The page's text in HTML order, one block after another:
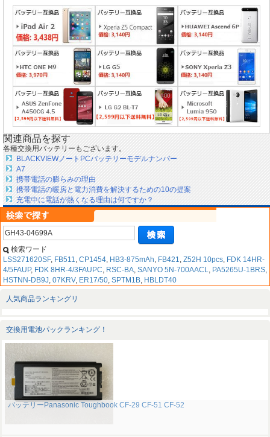
関連商品を探す
各種交換用バッテリーもございます。
BLACKVIEWノートPCバッテリーモデルナンバー
A7
携帯電話の膨らみの理由
携帯電話の暖房と電力消費を解決するための10の提案
充電中に電話が熱くなる理由は何ですか？
検索ワード
LSS271620SF, FB511, CP1454, HB3-875mAh, FB421, Z52H 10pcs, FDK 14HR-
4/5FAUP, FDK 8HR-4/3FAUPC, RSC-BA, SANYO 5N-700AACL, PA5265U-1BRS,
HSTNN-DB9J, 07KRV, ER17/50, SPTM1B, HBLDT40
人気商品ランキングリ
交換用電池パックランキング！
バッテリーPanasonic Toughbook CF-29 CF-51 CF-52